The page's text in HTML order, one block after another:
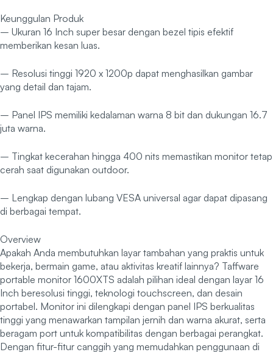
Keunggulan Produk
– Ukuran 16 Inch super besar dengan bezel tipis efektif
memberikan kesan luas.
– Resolusi tinggi 1920 x 1200p dapat menghasilkan gambar
yang detail dan tajam.
– Panel IPS memiliki kedalaman warna 8 bit dan dukungan 16.7
juta warna.
– Tingkat kecerahan hingga 400 nits memastikan monitor tetap
cerah saat digunakan outdoor.
– Lengkap dengan lubang VESA universal agar dapat dipasang
di berbagai tempat.
Overview
Apakah Anda membutuhkan layar tambahan yang praktis untuk
bekerja, bermain game, atau aktivitas kreatif lainnya? Taffware
portable monitor 1600XTS adalah pilihan ideal dengan layar 16
Inch beresolusi tinggi, teknologi touchscreen, dan desain
portabel. Monitor ini dilengkapi dengan panel IPS berkualitas
tinggi yang menawarkan tampilan jernih dan warna akurat, serta
beragam port untuk kompatibilitas dengan berbagai perangkat.
Dengan fitur-fitur canggih yang memudahkan penggunaan di